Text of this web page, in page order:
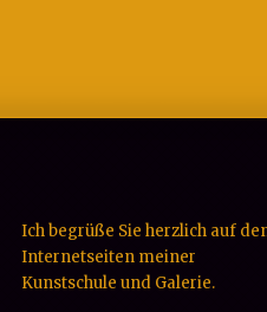
Ich begrüße Sie herzlich auf
Internetseiten meiner
Kunstschule und Galerie.